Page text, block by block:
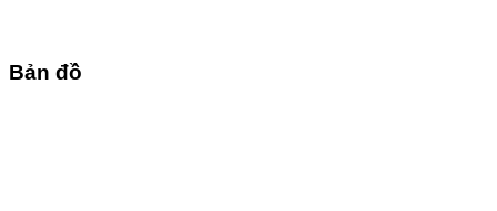
Bản đồ